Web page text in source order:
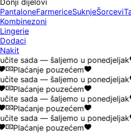
PantaloneFarmericeSuknjeŠorcevi
Kombinezoni
Lingerie
Dodaci
Nakit
sada — šaljemo u ponedjeljak
Plaćanje pouzećem
sada — šaljemo u ponedjeljak
Plaćanje pouzećem
sada — šaljemo u ponedjeljak
Plaćanje pouzećem
sada — šaljemo u ponedjeljak
Plaćanje pouzećem